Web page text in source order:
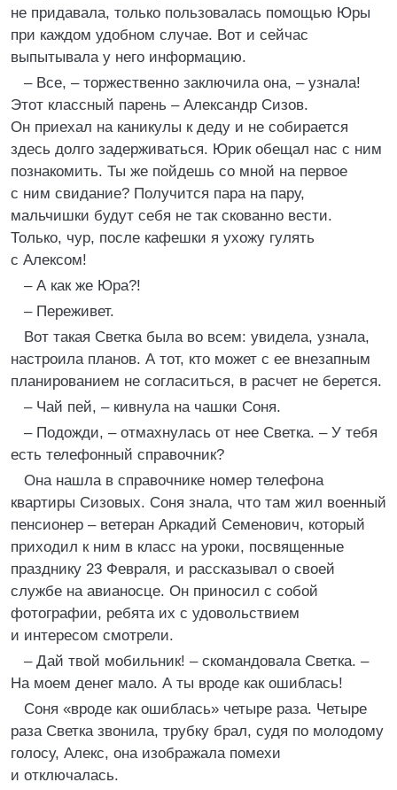
не придавала, только пользовалась помощью Юры
при каждом удобном случае. Вот и сейчас
выпытывала у него информацию.
– Все, – торжественно заключила она, – узнала!
Этот классный парень – Александр Сизов.
Он приехал на каникулы к деду и не собирается
здесь долго задерживаться. Юрик обещал нас с ним
познакомить. Ты же пойдешь со мной на первое
с ним свидание? Получится пара на пару,
мальчишки будут себя не так скованно вести.
Только, чур, после кафешки я ухожу гулять
с Алексом!
– А как же Юра?!
– Переживет.
Вот такая Светка была во всем: увидела, узнала,
настроила планов. А тот, кто может с ее внезапным
планированием не согласиться, в расчет не берется.
– Чай пей, – кивнула на чашки Соня.
– Подожди, – отмахнулась от нее Светка. – У тебя
есть телефонный справочник?
Она нашла в справочнике номер телефона
квартиры Сизовых. Соня знала, что там жил военный
пенсионер – ветеран Аркадий Семенович, который
приходил к ним в класс на уроки, посвященные
празднику 23 Февраля, и рассказывал о своей
службе на авианосце. Он приносил с собой
фотографии, ребята их с удовольствием
и интересом смотрели.
– Дай твой мобильник! – скомандовала Светка. –
На моем денег мало. А ты вроде как ошиблась!
Соня «вроде как ошиблась» четыре раза. Четыре
раза Светка звонила, трубку брал, судя по молодому
голосу, Алекс, она изображала помехи
и отключалась.